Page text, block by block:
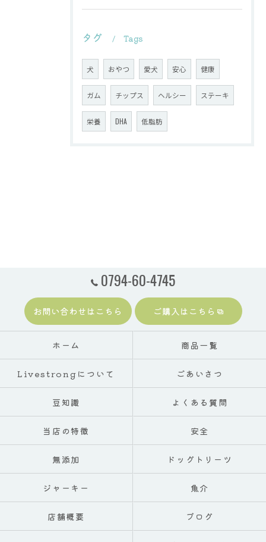
タグ Tags
犬 おやつ 愛犬 安心 健康
ガム チップス ヘルシー ステーキ
栄養 DHA 低脂肪
0794-60-4745
お問い合わせはこちら ご購入はこちら
ホーム 商品一覧
Livestrongについて ごあいさつ
豆知識 よくある質問
当店の特徴 安全
無添加 ドッグトリーツ
ジャーキー 魚介
店舗概要 ブログ